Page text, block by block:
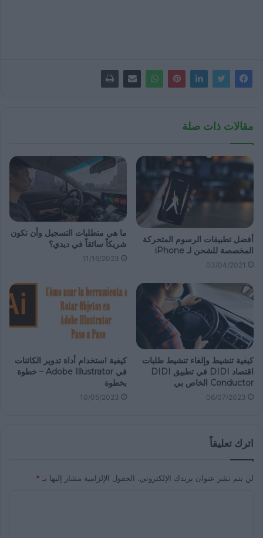
مقالات ذات صلة
أفضل تطبيقات الرسوم المتحركة
المخصصة للشحن لـ iPhone
03/04/2021
ما هي متطلبات التسجيل وأن تكون
شريكاً سائقاً في ديدي؟
11/16/2023
كيفية تنشيط وإلغاء تنشيط طلبات
اقتصاد DIDI في تطبيق DIDI
Conductor الخاص بي
06/07/2023
كيفية استخدام أداة تدوير الكائنات
في Adobe Illustrator – خطوة
بخطوة
10/05/2023
اترك تعليقاً
لن يتم نشر عنوان بريدك الإلكتروني. الحقول الإلزامية مشار إليها بـ *